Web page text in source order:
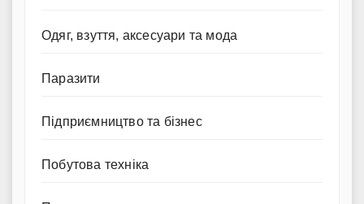
Одяг, взуття, аксесуари та мода
Паразити
Підприємництво та бізнес
Побутова техніка